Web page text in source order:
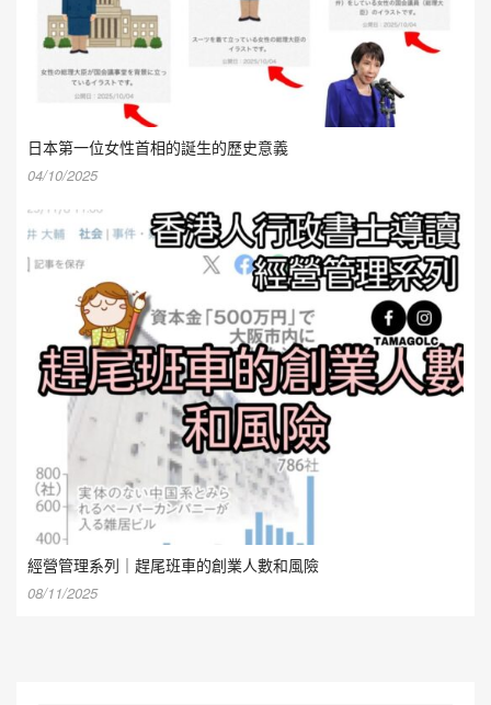
日本第一位女性首相的誕生的歷史意義
04/10/2025
經營管理系列｜趕尾班車的創業人數和風險
08/11/2025